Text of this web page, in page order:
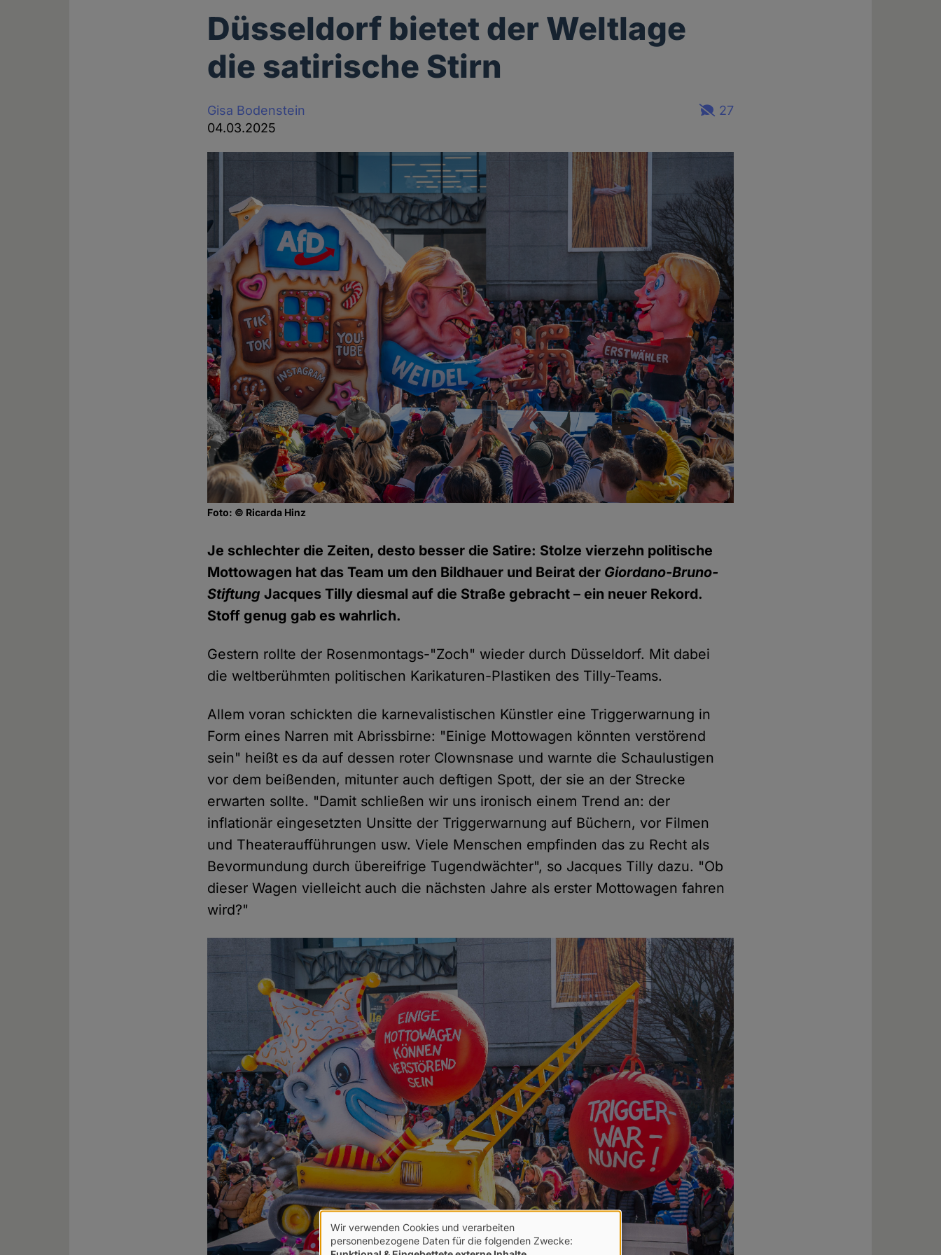
Düsseldorf bietet der Weltlage
die satirische Stirn
Gisa Bodenstein
04.03.2025
27
Foto: © Ricarda Hinz
Je schlechter die Zeiten, desto besser die Satire: Stolze vierzehn politische
Mottowagen hat das Team um den Bildhauer und Beirat der Giordano-Bruno-
Stiftung Jacques Tilly diesmal auf die Straße gebracht – ein neuer Rekord.
Stoff genug gab es wahrlich.
Gestern rollte der Rosenmontags-"Zoch" wieder durch Düsseldorf. Mit dabei
die weltberühmten politischen Karikaturen-Plastiken des Tilly-Teams.
Allem voran schickten die karnevalistischen Künstler eine Triggerwarnung in
Form eines Narren mit Abrissbirne: "Einige Mottowagen könnten verstörend
sein" heißt es da auf dessen roter Clownsnase und warnte die Schaulustigen
vor dem beißenden, mitunter auch deftigen Spott, der sie an der Strecke
erwarten sollte. "Damit schließen wir uns ironisch einem Trend an: der
inflationär eingesetzten Unsitte der Triggerwarnung auf Büchern, vor Filmen
und Theateraufführungen usw. Viele Menschen empfinden das zu Recht als
Bevormundung durch übereifrige Tugendwächter", so Jacques Tilly dazu. "Ob
dieser Wagen vielleicht auch die nächsten Jahre als erster Mottowagen fahren
wird?"
Verwendung
Wir verwenden Cookies und verarbeiten
personenbezogene Daten für die folgenden Zwecke: